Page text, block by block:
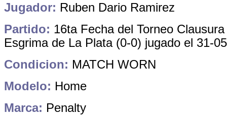
Jugador: Ruben Dario Ramirez
Partido: 16ta Fecha del Torneo
Esgrima de La Plata (0-0) jugado el 31-
Condicion: MATCH WORN
Modelo: Home
Marca: Penalty